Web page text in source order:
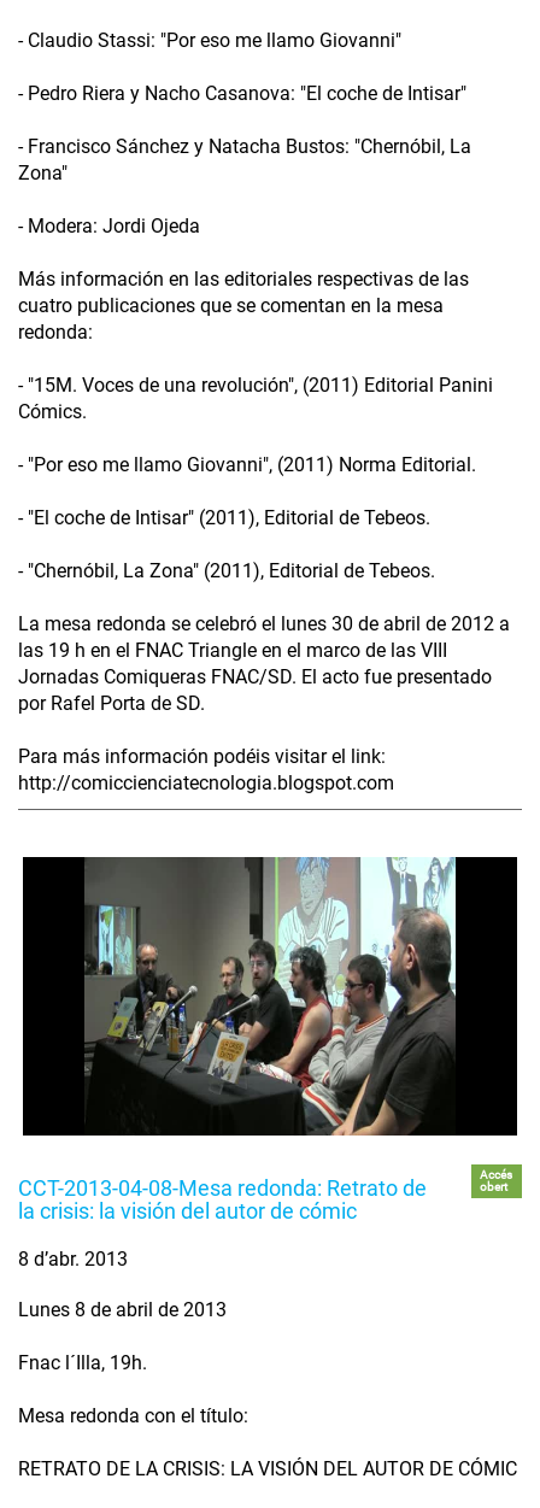
- Claudio Stassi: "Por eso me llamo Giovanni"
- Pedro Riera y Nacho Casanova: "El coche de Intisar"
- Francisco Sánchez y Natacha Bustos: "Chernóbil, La
Zona"
- Modera: Jordi Ojeda
Más información en las editoriales respectivas de las
cuatro publicaciones que se comentan en la mesa
redonda:
- "15M. Voces de una revolución", (2011) Editorial Panini
Cómics.
- "Por eso me llamo Giovanni", (2011) Norma Editorial.
- "El coche de Intisar" (2011), Editorial de Tebeos.
- "Chernóbil, La Zona" (2011), Editorial de Tebeos.
La mesa redonda se celebró el lunes 30 de abril de 2012 a
las 19 h en el FNAC Triangle en el marco de las VIII
Jornadas Comiqueras FNAC/SD. El acto fue presentado
por Rafel Porta de SD.
Para más información podéis visitar el link:
http://comiccienciatecnologia.blogspot.com
CCT-2013-04-08-Mesa redonda: Retrato de
la crisis: la visión del autor de cómic
Accés
obert
8 d’abr. 2013
Lunes 8 de abril de 2013
Fnac l´Illa, 19h.
Mesa redonda con el título:
RETRATO DE LA CRISIS: LA VISIÓN DEL AUTOR DE CÓMIC